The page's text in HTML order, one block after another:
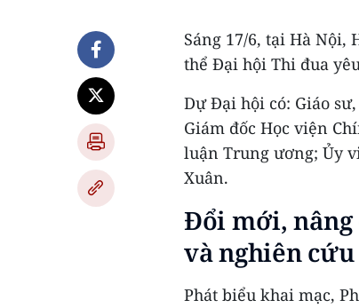
Sáng 17/6, tại Hà
thể Đại hội Thi đua
Dự Đại hội có: Giáo
Giám đốc Học viện
luận Trung ương; Ủy
Xuân.
Đổi mới, nâng
và nghiên cứu
Phát biểu khai mạc,